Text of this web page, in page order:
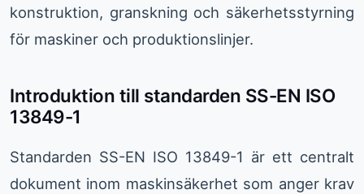
konstruktion, granskning och säkerhetsstyrning
för maskiner och produktionslinjer.
Introduktion till standarden SS-EN ISO
13849-1
Standarden SS-EN ISO 13849-1 är ett centralt
dokument inom maskinsäkerhet som anger krav